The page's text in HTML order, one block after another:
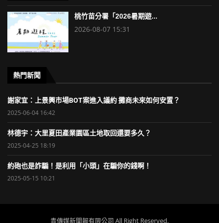
桃竹苗分署「2026暑期遊...
2026-08-07 15:31
熱門新聞
謝家宜：上景興市場BOT案進入議約 攤商未來如何安置？
2025-06-04 16:42
林德宇：大里夏田產業園區土地取回還要多久？
2025-04-25 18:19
約砲也是詐騙！是利用「小頭」在騙你的錢啊！
2025-05-15 10:21
青傳媒新聞報有限公司 All Right Reserved.